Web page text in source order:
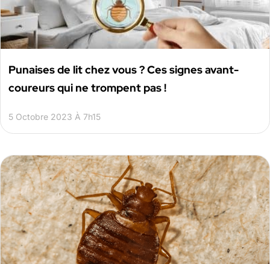
Punaises de lit chez vous ? Ces signes avant-
coureurs qui ne trompent pas !
5 Octobre 2023 À 7h15